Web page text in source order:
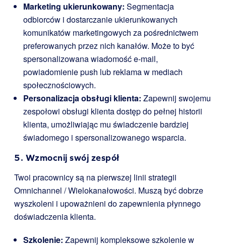
Marketing ukierunkowany: Segmentacja
odbiorców i dostarczanie ukierunkowanych
komunikatów marketingowych za pośrednictwem
preferowanych przez nich kanałów. Może to być
spersonalizowana wiadomość e-mail,
powiadomienie push lub reklama w mediach
społecznościowych.
Personalizacja obsługi klienta: Zapewnij swojemu
zespołowi obsługi klienta dostęp do pełnej historii
klienta, umożliwiając mu świadczenie bardziej
świadomego i spersonalizowanego wsparcia.
5. Wzmocnij swój zespół
Twoi pracownicy są na pierwszej linii strategii
Omnichannel / Wielokanałowości. Muszą być dobrze
wyszkoleni i upoważnieni do zapewnienia płynnego
doświadczenia klienta.
Szkolenie: Zapewnij kompleksowe szkolenie w